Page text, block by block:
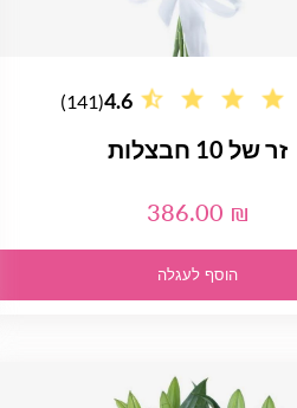
4.6
(141)
זר של 10 חבצלות
386.00 ₪
הוסף לעגלה